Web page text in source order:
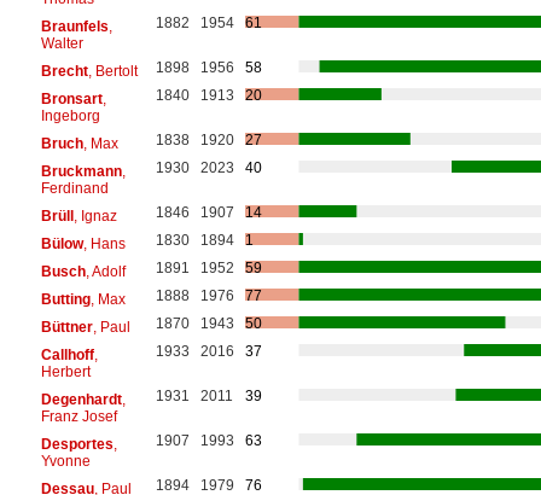
Braunfels
Walter
1882 1954 61
Brecht, Bertolt 1898 1956
58
Bronsart,
Ingeborg
1840 1913 20
Bruch, Max 1838 1920
27
Bruckmann,
Ferdinand
1930 2023 40
Brüll, Ignaz 1846 1907
14
Bülow, Hans 1830 1894
1
Busch, Adolf 1891 1952
59
Butting, Max 1888 1976
77
Büttner, Paul 1870 1943
50
Callhoff,
Herbert
1933 2016 37
Degenhardt,
Franz Josef
1931 2011 39
Desportes
Yvonne
1907 1993 63
Dessau, Paul 1894 1979
76